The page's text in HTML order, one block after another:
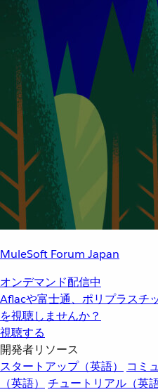
MuleSoft Forum Japan
オンデマンド配信中
Aflacや富士通、ポリプラスチ
を視聴しませんか？
視聴する
開発者リソース
スタートアップ（英語）
コミ
（英語）
チュートリアル（英語